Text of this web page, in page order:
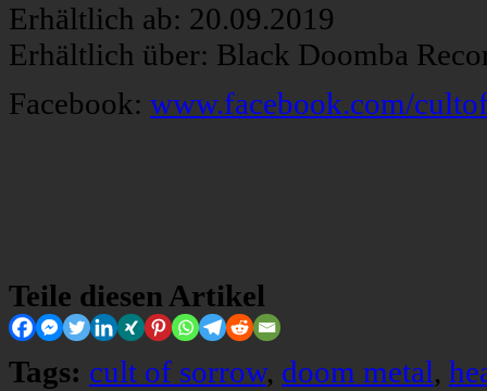
Erhältlich ab: 20.09.2019
Erhältlich über: Black Doomba
Facebook: www.facebook.com/
Teile diesen Artikel
Tags: cult of sorrow, doom metal,